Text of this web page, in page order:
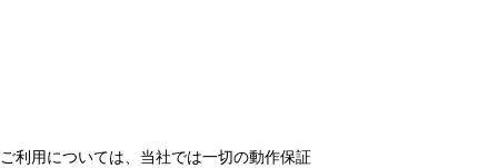
利⽤については、当社では⼀切の動作保証